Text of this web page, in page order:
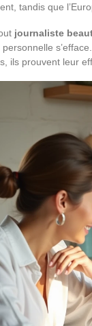
tandis que
journaliste
ils prouvent leur